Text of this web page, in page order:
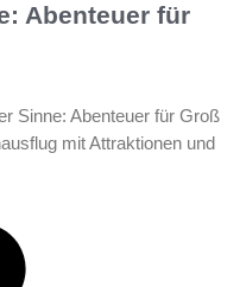
Abenteuer für
Sinne: Abenteuer für Groß
mit Attraktionen und